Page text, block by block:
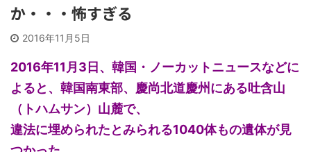
か・・・怖すぎる
2016年11月5日
2016年11月3日、韓国・ノーカットニュースなどに
よると、韓国南東部、慶尚北道慶州にある吐含山
（トハムサン）山麓で、
違法に埋められたとみられる1040体もの遺体が見